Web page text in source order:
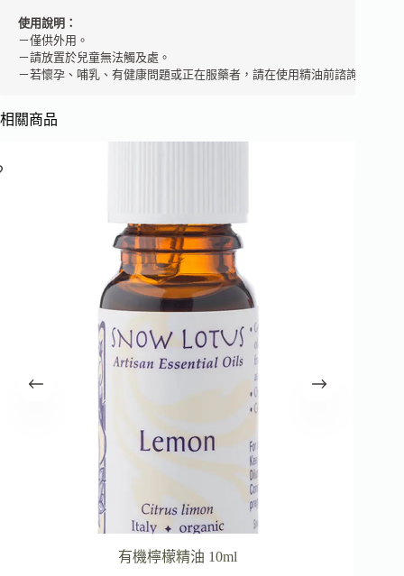
使用說明：
－僅供外用。
－請放置於兒童無法觸及處。
－若懷孕、哺乳、有健康問題或正在服藥者，請在使用精油前諮詢您的芳
相關商品
有機檸檬精油 10ml